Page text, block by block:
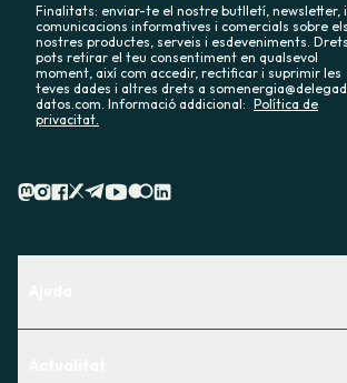
Finalitats: enviar-te el nostre butlletí, newsletter, i
comunicacions informatives i comercials sobre els
nostres productes, serveis i esdeveniments.
pots retirar el teu consentiment en qualsevol
moment, així com accedir, rectificar i suprimir les
teves dades i altres drets a
datos.com. Informació addicional: Política de
privacitat.